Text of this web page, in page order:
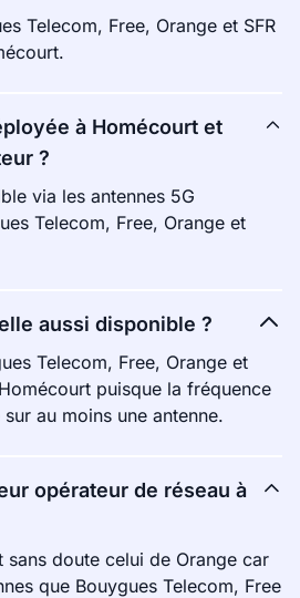
Telecom, Free, Orange et SFR
à Homécourt et
?
via les antennes 5G
Telecom, Free, Orange et
aussi disponible ?
Telecom, Free, Orange et
puisque la fréquence
au moins une antenne.
opérateur de réseau à
sans doute celui de Orange car
que Bouygues Telecom, Free